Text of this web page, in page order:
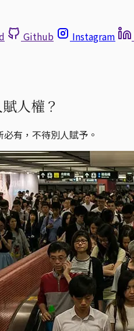
Github Instagram
人權？
有，不待別人賦予。